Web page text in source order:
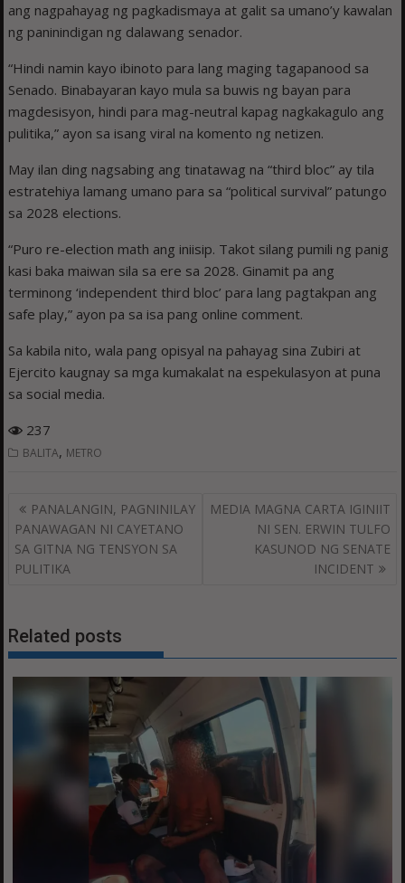
ang nagpahayag ng pagkadismaya at galit sa umano’y kawalan
ng paninindigan ng dalawang senador.
“Hindi namin kayo ibinoto para lang maging tagapanood sa
Senado. Binabayaran kayo mula sa buwis ng bayan para
magdesisyon, hindi para mag-neutral kapag nagkakagulo ang
pulitika,” ayon sa isang viral na komento ng netizen.
May ilan ding nagsabing ang tinatawag na “third bloc” ay tila
estratehiya lamang umano para sa “political survival” patungo
sa 2028 elections.
“Puro re-election math ang iniisip. Takot silang pumili ng panig
kasi baka maiwan sila sa ere sa 2028. Ginamit pa ang
terminong ‘independent third bloc’ para lang pagtakpan ang
safe play,” ayon pa sa isa pang online comment.
Sa kabila nito, wala pang opisyal na pahayag sina Zubiri at
Ejercito kaugnay sa mga kumakalat na espekulasyon at puna
sa social media.
237
BALITA, METRO
Post
navigation
PANALANGIN, PAGNINILAY
PANAWAGAN NI CAYETANO
SA GITNA NG TENSYON SA
PULITIKA
MEDIA MAGNA CARTA IGINIIT
NI SEN. ERWIN TULFO
KASUNOD NG SENATE
INCIDENT
Related posts